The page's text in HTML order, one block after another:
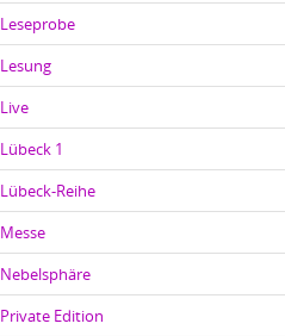
Leseprobe
Lesung
Live
Lübeck 1
Lübeck-Reihe
Messe
Nebelsphäre
Private Edition